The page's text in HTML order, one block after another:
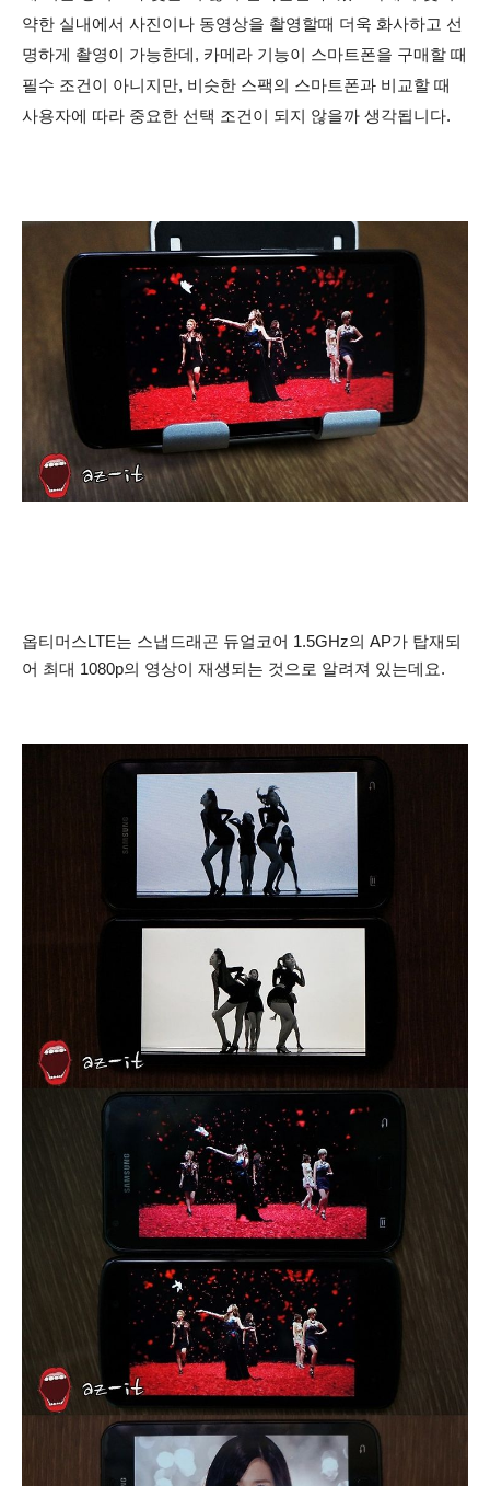
약한 실내에서 사진이나 동영상을 촬영할때 더욱 화사하고 선
명하게 촬영이 가능한데, 카메라 기능이 스마트폰을 구매할 때
필수 조건이 아니지만, 비슷한 스팩의 스마트폰과 비교할 때
사용자에 따라 중요한 선택 조건이 되지 않을까 생각됩니다.
옵티머스LTE는 스냅드래곤 듀얼코어 1.5GHz의 AP가 탑재되
어 최대 1080p의 영상이 재생되는 것으로 알려져 있는데요.